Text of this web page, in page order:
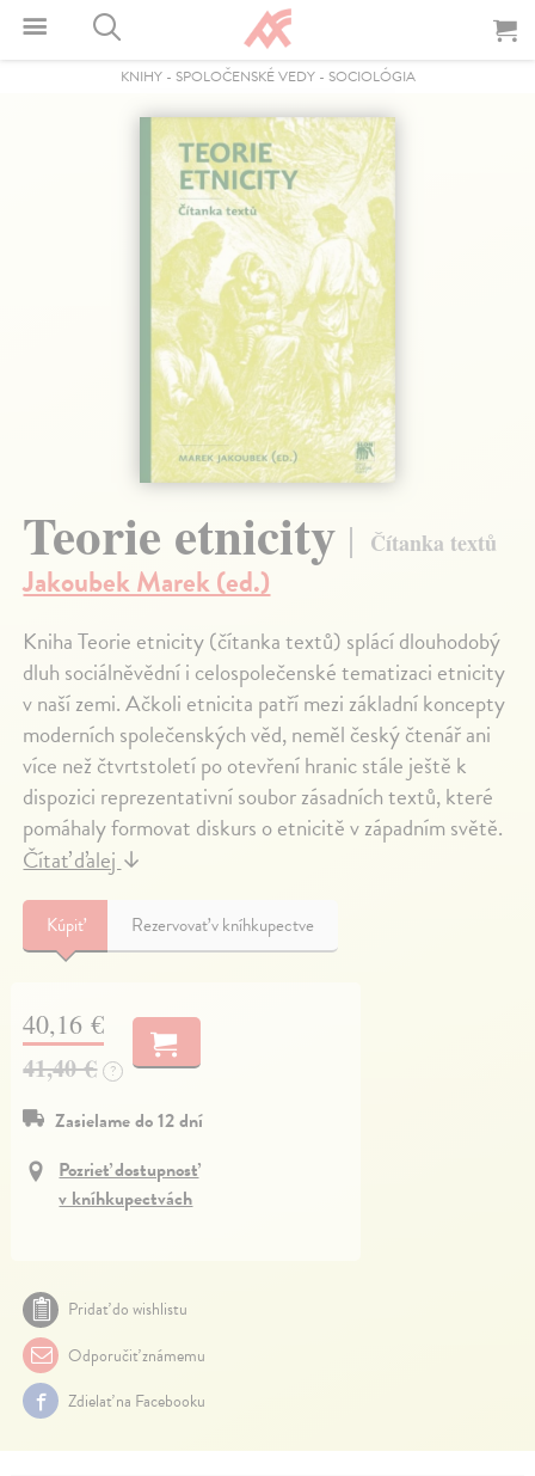
KNIHY- SPOLOČENSKÉ VEDY- SOCIOLÓGIA
Teorie etnicity Čítanka textů
Jakoubek Marek (ed.)
Kniha Teorie etnicity (čítanka textů) splácí dlouhodobý
dluh sociálněvědní i celospolečenské tematizaci etnicity
v naší zemi. Ačkoli etnicita patří mezi základní koncepty
moderních společenských věd, neměl český čtenář ani
více než čtvrtstoletí po otevření hranic stále ještě k
dispozici reprezentativní soubor zásadních textů, které
pomáhaly formovat diskurs o etnicitě v západním světě.
Čítať ďalej↓
Kúpiť Rezervovať v kníhkupectve
40,16 €
41,40 €
?
Zasielame do 12 dní
Pozrieť dostupnosť
v kníhkupectvách
Pridať do wishlistu
Odporučiť známemu
Zdielať na Facebooku